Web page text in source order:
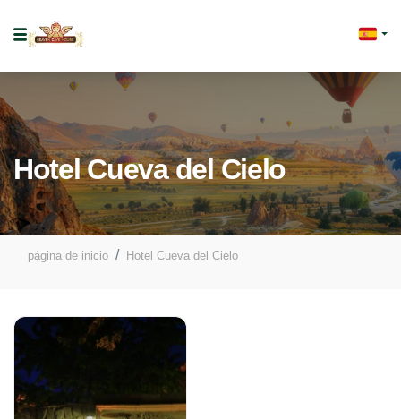
Hotel Cueva del Cielo
página de inicio Hotel Cueva del Cielo